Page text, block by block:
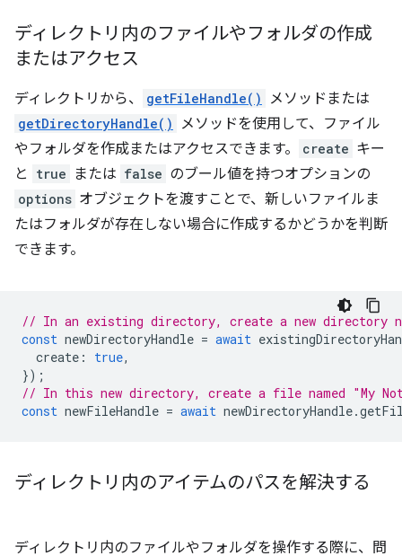
ディレクトリ内のファイルやフォルダの作成
またはアクセス
ディレクトリから、 getFileHandle() メソッドまたは
getDirectoryHandle()
メソッドを使用して、ファイル
やフォルダを作成またはアクセスできます。
create キー
と
true または false のブール値を持つオプションの
options オブジェクトを渡すことで、新しいファイルま
たはフォルダが存在しない場合に作成するかどうかを判断
できます。
// In an existing directory, create a new directory
const newDirectoryHandle = await
create : true,
});
// In this new directory, create a file named "My
const newFileHandle = await newDirectoryHandle.
ディレクトリ内のアイテムのパスを解決する
ディレクトリ内のファイルやフォルダを操作する際に、問